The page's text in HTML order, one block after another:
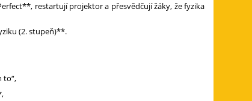
restartují projektor a přesvědčují žáky, že fyzika
(2. stupeň)**.
to“,